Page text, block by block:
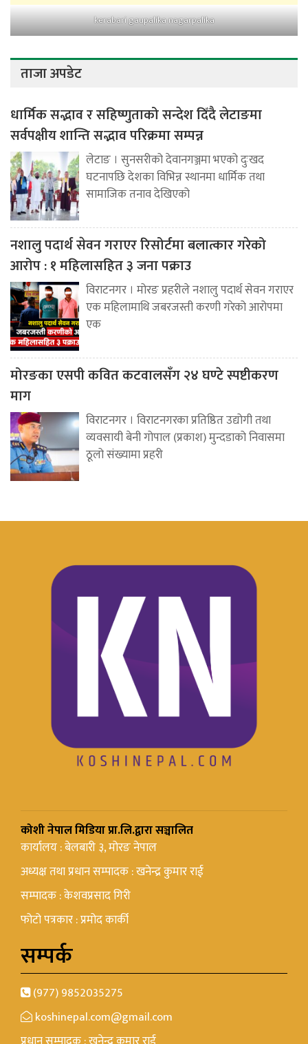
kerabari gaupalika nagarpalika
ताजा अपडेट
धार्मिक सद्भाव र सहिष्णुताको सन्देश दिँदै लेटाङमा
सर्वपक्षीय शान्ति सद्भाव परिक्रमा सम्पन्न
लेटाङ । सुनसरीको देवानगञ्जमा भएको दुःखद
घटनापछि देशका विभिन्न स्थानमा धार्मिक तथा
सामाजिक तनाव देखिएको
नशालु पदार्थ सेवन गराएर रिसोर्टमा बलात्कार गरेको
आरोप : १ महिलासहित ३ जना पक्राउ
विराटनगर । मोरङ प्रहरीले नशालु पदार्थ सेवन गराएर
एक महिलामाथि जबरजस्ती करणी गरेको आरोपमा
एक
मोरङका एसपी कवित कटवालसँग २४ घण्टे स्पष्टीकरण
माग
विराटनगर । विराटनगरका प्रतिष्ठित उद्योगी तथा
व्यवसायी बेनी गोपाल (प्रकाश) मुन्दडाको निवासमा
ठूलो संख्यामा प्रहरी
कोशी नेपाल मिडिया प्रा.लि.द्वारा सञ्चालित
कार्यालय : बेलबारी ३, मोरङ नेपाल
अध्यक्ष तथा प्रधान सम्पादक : खनेन्द्र कुमार राई
सम्पादक : केशवप्रसाद गिरी
फोटो पत्रकार : प्रमोद कार्की
सम्पर्क
(977) 9852035275
koshinepal.com@gmail.com